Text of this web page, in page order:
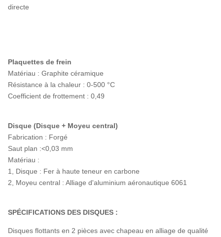
directe
Plaquettes de frein
Matériau : Graphite céramique
Résistance à la chaleur : 0-500 °C
Coefficient de frottement : 0,49
Disque (Disque + Moyeu central)
Fabrication : Forgé
Saut plan :<0,03 mm
Matériau :
1, Disque : Fer à haute teneur en carbone
2, Moyeu central : Alliage d'aluminium aéronautique 6061
SPÉCIFICATIONS DES DISQUES :
Disques flottants en 2 pièces avec chapeau en alliage de qualité